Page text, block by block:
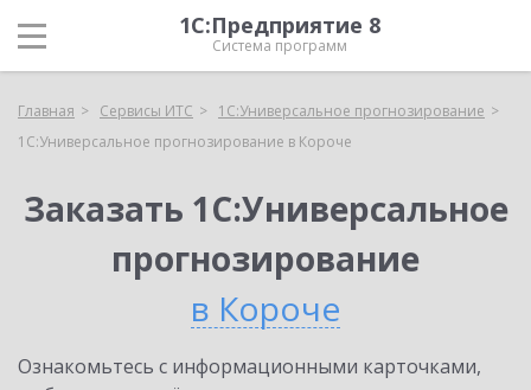
1С:Предприятие 8
Система программ
Главная Сервисы ИТС
1С:Универсальное прогнозирование
1С:Универсальное прогнозирование в Короче
Заказать 1С:Универсальное
прогнозирование
в Короче
Ознакомьтесь с информационными карточками,